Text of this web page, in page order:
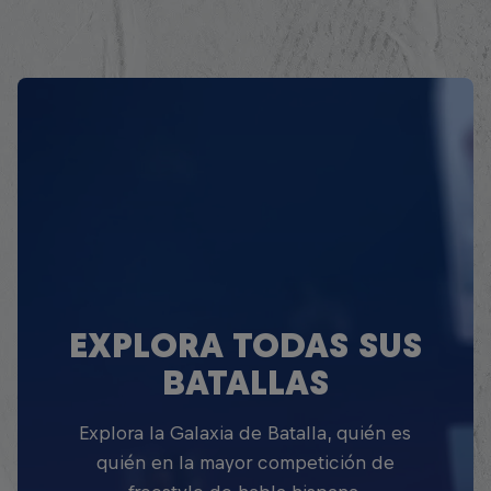
EXPLORA TODAS SUS
BATALLAS
Explora la Galaxia de Batalla, quién es
quién en la mayor competición de